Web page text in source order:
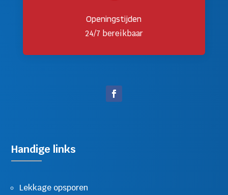
Openingstijden
24/7 bereikbaar
Handige links
Lekkage opsporen